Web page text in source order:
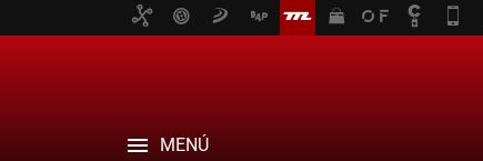
MENÚ